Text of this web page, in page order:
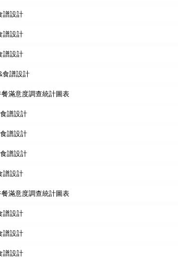
譜設計
譜設計
譜設計
食譜設計
滿意度調查統計圖表
譜設計
譜設計
譜設計
譜設計
滿意度調查統計圖表
譜設計
譜設計
譜設計